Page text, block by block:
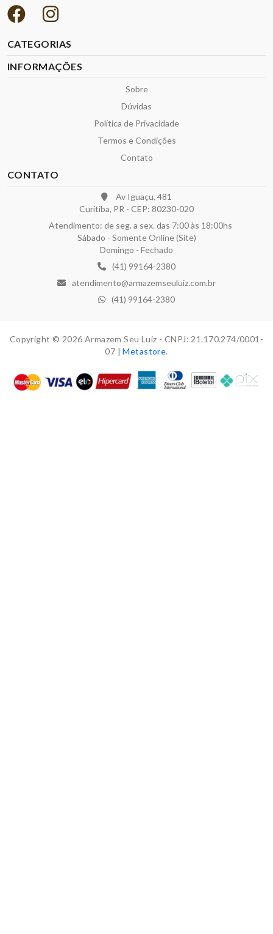
CATEGORIAS
INFORMAÇÕES
Sobre
Dúvidas
Política de Privacidade
Termos e Condições
Contato
CONTATO
Av Iguaçu, 481
Curitiba, PR - CEP: 80230-020
Atendimento: de seg. a sex. das 7:00 às 18:00hs
Sábado - Somente Online (Site)
Domingo - Fechado
(41) 99164-2380
atendimento@armazemseuluiz.com.br
(41) 99164-2380
Copyright © 2026 Armazem Seu Luiz - CNPJ: 21.170.274/0001-
07 |Metastore.